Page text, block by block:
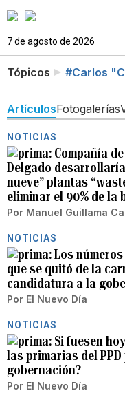
7 de agosto de 2026
Tópicos #Carlos
ArtículosFotogalerías
NOTICIAS
Compañía
Delgado
nueve” plantas
eliminar el 90% de la
Por Manuel Guillama
NOTICIAS
Los
que se quitó de la
candidatura a la
Por El Nuevo Día
NOTICIAS
Si fuesen
las primarias del
gobernación?
Por El Nuevo Día